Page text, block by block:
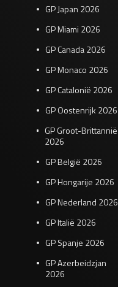
GP Japan 2026
GP Miami 2026
GP Canada 2026
GP Monaco 2026
GP Catalonië 2026
GP Oostenrijk 2026
GP Groot-Brittannië
2026
GP België 2026
GP Hongarije 2026
GP Nederland 2026
GP Italië 2026
GP Spanje 2026
GP Azerbeidzjan
2026